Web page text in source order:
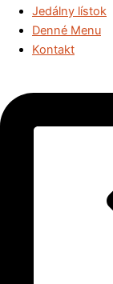
Jedálny lístok
Denné Menu
Kontakt